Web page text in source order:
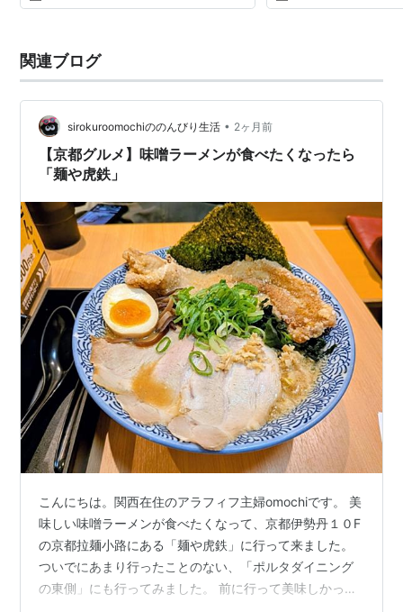
関連ブログ
sirokuroomochiののんびり生活 • 2ヶ月前
【京都グルメ】味噌ラーメンが食べたくなったら
「麺や虎鉄」
こんにちは。関西在住のアラフィフ主婦omochiです。 美
味しい味噌ラーメンが食べたくなって、京都伊勢丹１０F
の京都拉麺小路にある「麺や虎鉄」に行って来ました。
ついでにあまり行ったことのない、「ポルタダイニング
の東側」にも行ってみました。 前に行って美味しかった